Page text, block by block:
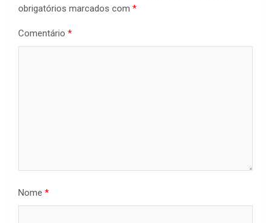
obrigatórios marcados com *
Comentário *
Nome *